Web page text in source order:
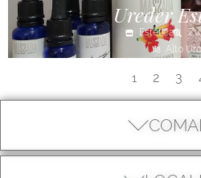
Ureder
Estética
Alto
1 2 3